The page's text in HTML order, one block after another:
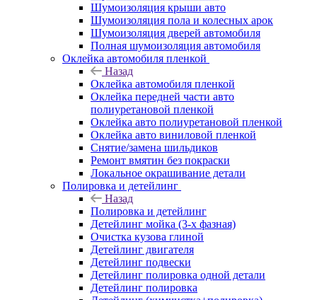
Шумоизоляция крыши авто
Шумоизоляция пола и колесных арок
Шумоизоляция дверей автомобиля
Полная шумоизоляция автомобиля
Оклейка автомобиля пленкой
Назад
Оклейка автомобиля пленкой
Оклейка передней части авто
полиуретановой пленкой
Оклейка авто полиуретановой пленкой
Оклейка авто виниловой пленкой
Снятие/замена шильдиков
Ремонт вмятин без покраски
Локальное окрашивание детали
Полировка и детейлинг
Назад
Полировка и детейлинг
Детейлинг мойка (3-х фазная)
Очистка кузова глиной
Детейлинг двигателя
Детейлинг подвески
Детейлинг полировка одной детали
Детейлинг полировка